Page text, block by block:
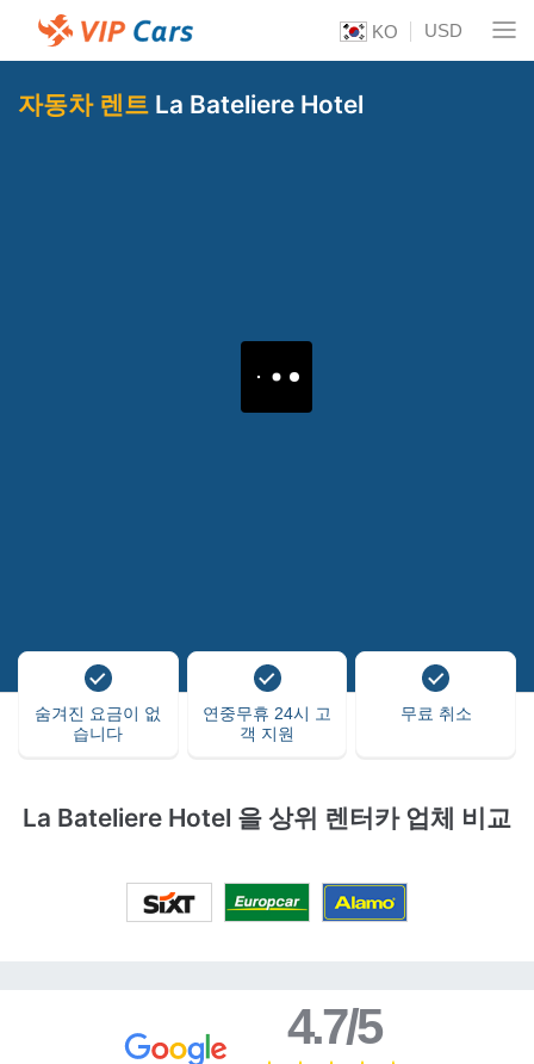
KO USD
자동차 렌트 La Bateliere Hotel
숨겨진 요금이 없
습니다
연중무휴 24시 고
객 지원
무료 취소
La Bateliere Hotel 을 상위 렌터카 업체 비교
4.7/5